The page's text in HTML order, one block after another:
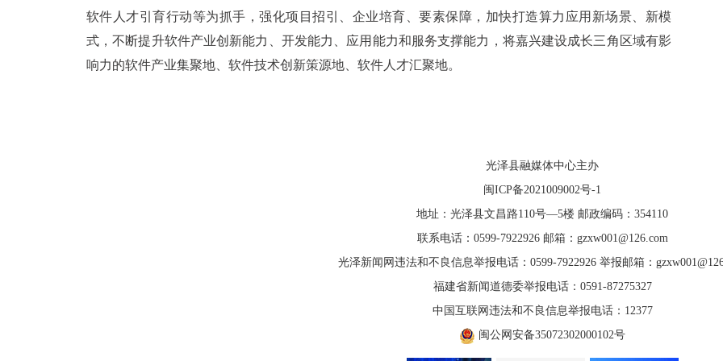
软件人才引育行动等为抓手，强化项目招引、企业培育、要素保障，加快打造算力应用新场景、新模
式，不断提升软件产业创新能力、开发能力、应用能力和服务支撑能力，将嘉兴建设成长三角区域有影
响力的软件产业集聚地、软件技术创新策源地、软件人才汇聚地。
光泽县融媒体中心主办
闽ICP备2021009002号-1
地址：光泽县文昌路110号—5楼 邮政编码：354110
联系电话：0599-7922926 邮箱：gzxw001@126.com
光泽新闻网违法和不良信息举报电话：0599-7922926 举报邮箱：
福建省新闻道德委举报电话：0591-87275327
中国互联网违法和不良信息举报电话：12377
闽公网安备35072302000102号